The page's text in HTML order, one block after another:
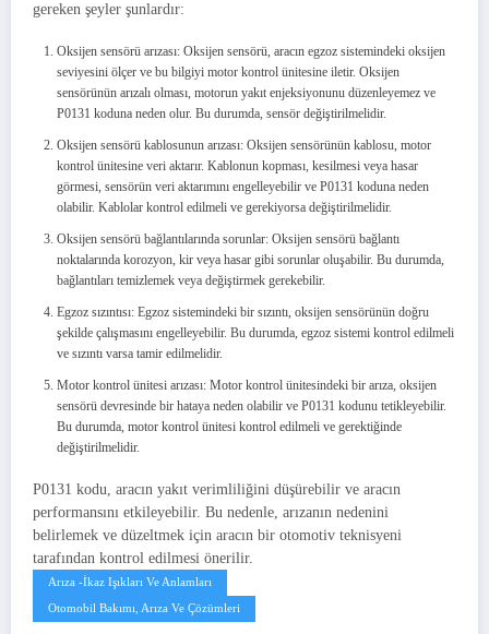
gereken şeyler şunlardır:
Oksijen sensörü arızası: Oksijen sensörü, aracın egzoz sistemindeki oksijen
seviyesini ölçer ve bu bilgiyi motor kontrol ünitesine iletir. Oksijen
sensörünün arızalı olması, motorun yakıt enjeksiyonunu düzenleyemez ve
P0131 koduna neden olur. Bu durumda, sensör değiştirilmelidir.
Oksijen sensörü kablosunun arızası: Oksijen sensörünün kablosu, motor
kontrol ünitesine veri aktarır. Kablonun kopması, kesilmesi veya hasar
görmesi, sensörün veri aktarımını engelleyebilir ve P0131 koduna neden
olabilir. Kablolar kontrol edilmeli ve gerekiyorsa değiştirilmelidir.
Oksijen sensörü bağlantılarında sorunlar: Oksijen sensörü bağlantı
noktalarında korozyon, kir veya hasar gibi sorunlar oluşabilir. Bu durumda,
bağlantıları temizlemek veya değiştirmek gerekebilir.
Egzoz sızıntısı: Egzoz sistemindeki bir sızıntı, oksijen sensörünün doğru
şekilde çalışmasını engelleyebilir. Bu durumda, egzoz sistemi kontrol edilmeli
ve sızıntı varsa tamir edilmelidir.
Motor kontrol ünitesi arızası: Motor kontrol ünitesindeki bir arıza, oksijen
sensörü devresinde bir hataya neden olabilir ve P0131 kodunu tetikleyebilir.
Bu durumda, motor kontrol ünitesi kontrol edilmeli ve gerektiğinde
değiştirilmelidir.
P0131 kodu, aracın yakıt verimliliğini düşürebilir ve aracın
performansını etkileyebilir. Bu nedenle, arızanın nedenini
belirlemek ve düzeltmek için aracın bir otomotiv teknisyeni
tarafından kontrol edilmesi önerilir.
Arıza -İkaz Işıkları Ve Anlamları
Otomobil Bakımı, Arıza Ve Çözümleri